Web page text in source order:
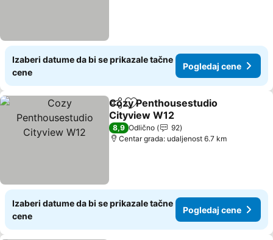
Izaberi datume da bi se prikazale tačne
cene
Pogledaj cene
Deli Dodati u favorite
Cozy Penthousestudio
Cityview W12
Pogledaj cene
8,9 Odlično
92
Centar grada: udaljenost 6.7 km
Izaberi datume da bi se prikazale tačne
cene
Pogledaj cene